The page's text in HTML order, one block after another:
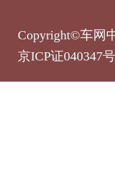
Copyright©车网
京ICP证040347